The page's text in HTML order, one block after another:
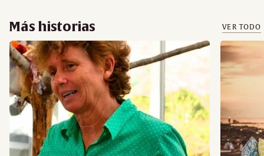
Más historias VER TODO